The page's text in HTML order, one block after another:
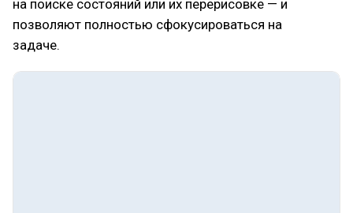
на поиске состояний или их перерисовке — и
позволяют полностью сфокусироваться на
задаче.